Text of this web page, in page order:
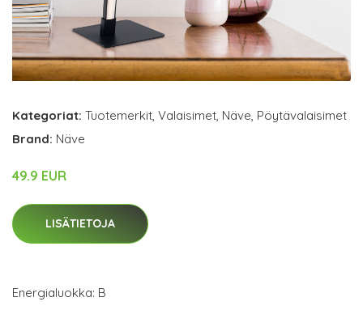
Kategoriat: Tuotemerkit, Valaisimet, Näve, Pöytävalaisimet
Brand: Näve
49.9 EUR
LISÄTIETOJA
Energialuokka: B